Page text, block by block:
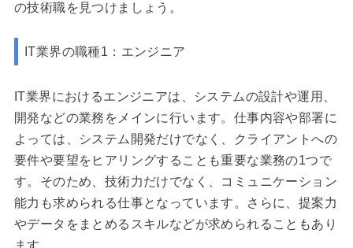
の技術職を見つけましょう。
IT業界の職種1：エンジニア
IT業界におけるエンジニアは、システムの設計や運用、
開発などの業務をメインに行います。仕事内容や部署に
よっては、システム開発だけでなく、クライアントへの
要件や要望をヒアリングすることも重要な業務の1つで
す。そのため、技術力だけでなく、コミュニケーション
能力も求められる仕事となっています。さらに、提案力
やデータをまとめるスキルなどが求められることもあり
ます。